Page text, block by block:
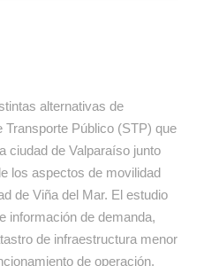
alternativas de
Público (STP) que
ciudad de Valparaíso junto
los aspectos de movilidad
de Viña del Mar. El estudio
información de demanda,
de infraestructura menor
de operación.